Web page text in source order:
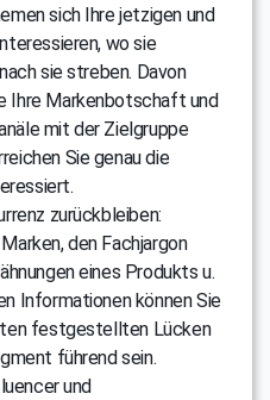
sich Ihre jetzigen und
wo sie
sie streben. Davon
Ihre Markenbotschaft und
mit der Zielgruppe
Sie genau die
zurückbleiben:
den Fachjargon
eines Produkts u.
Informationen können Sie
festgestellten Lücken
führend sein.
und